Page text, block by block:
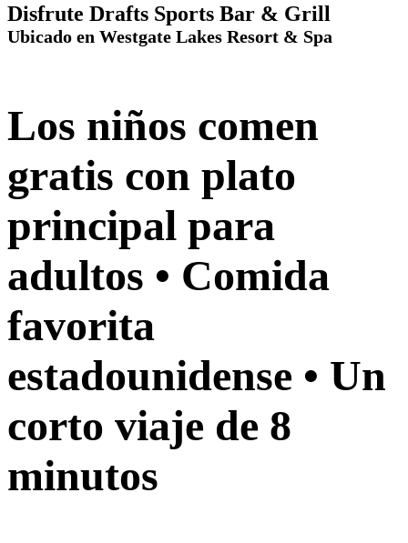
Disfrute Drafts Sports Bar & Grill
Ubicado en Westgate Lakes Resort & Spa
Los niños comen
gratis con plato
principal para
adultos • Comida
favorita
estadounidense • Un
corto viaje de 8
minutos